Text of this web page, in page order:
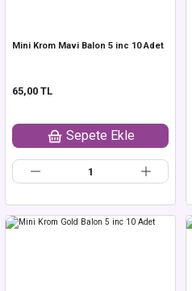
Mini Krom Mavi Balon 5 inc 10 Adet
65,00 TL
Sepete Ekle